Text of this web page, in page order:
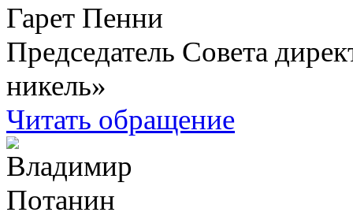
Гарет Пенни
Председатель Совета
никель»
Читать обращение